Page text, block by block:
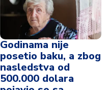
Godinama nije
posetio baku, a zbog
nasledstva od
500.000 dolara